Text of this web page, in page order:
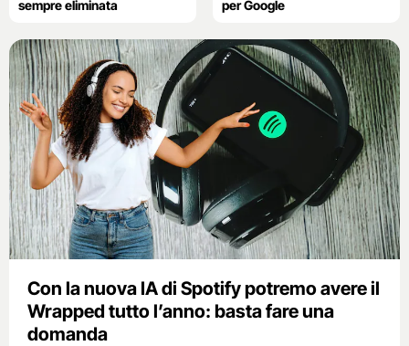
sempre eliminata
per Google
Con la nuova IA di Spotify potremo avere il
Wrapped tutto l’anno: basta fare una
domanda